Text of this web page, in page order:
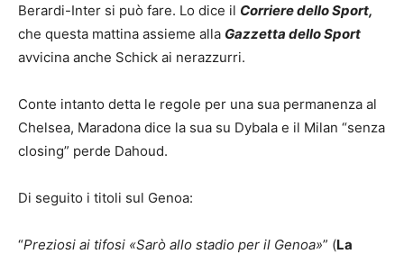
Berardi-Inter si può fare. Lo dice il Corriere dello Sport,
che questa mattina assieme alla Gazzetta dello Sport
avvicina anche Schick ai nerazzurri.
Conte intanto detta le regole per una sua permanenza al
Chelsea, Maradona dice la sua su Dybala e il Milan “senza
closing” perde Dahoud.
Di seguito i titoli sul Genoa:
“Preziosi ai tifosi «Sarò allo stadio per il Genoa»” (La